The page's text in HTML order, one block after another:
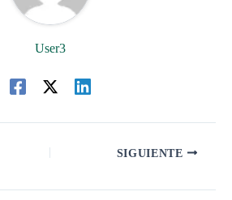
User3
SIGUIENTE